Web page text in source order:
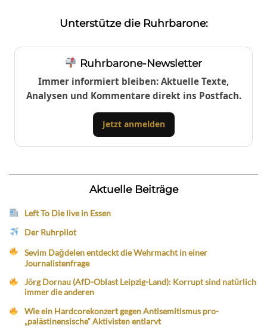
Unterstütze die Ruhrbarone:
Ruhrbarone-Newsletter
Immer informiert bleiben: Aktuelle Texte,
Analysen und Kommentare direkt ins Postfach.
Jetzt anmelden
Aktuelle Beiträge
Left To Die live in Essen
Der Ruhrpilot
Sevim Dağdelen entdeckt die Wehrmacht in einer
Journalistenfrage
Jörg Dornau (AfD-Oblast Leipzig-Land): Korrupt sind natürlich
immer die anderen
Wie ein Hardcorekonzert gegen Antisemitismus pro-
„palästinensische“ Aktivisten entlarvt